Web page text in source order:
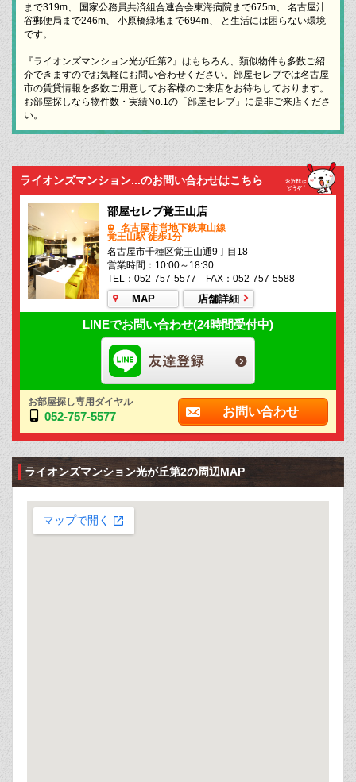
まで319m、 国家公務員共済組合連合会東海病院まで675m、 名古屋汁
谷郵便局まで246m、 小原橋緑地まで694m、 と生活には困らない環境
です。
『ライオンズマンション光が丘第2』はもちろん、類似物件も多数ご紹
介できますのでお気軽にお問い合わせください。部屋セレブでは名古屋
市の賃貸情報を多数ご用意してお客様のご来店をお待ちしております。
お部屋探しなら物件数・実績No.1の「部屋セレブ」に是非ご来店くださ
い。
ライオンズマンション...のお問い合わせはこちら
部屋セレブ覚王山店
名古屋市営地下鉄東山線
覚王山駅 徒歩1分
名古屋市千種区覚王山通9丁目18
営業時間：10:00～18:30
TEL：052-757-5577 FAX：052-757-5588
MAP 店舗詳細
LINEでお問い合わせ(24時間受付中)
お部屋探し専用ダイヤル
052-757-5577 お問い合わせ
ライオンズマンション光が丘第2の周辺MAP